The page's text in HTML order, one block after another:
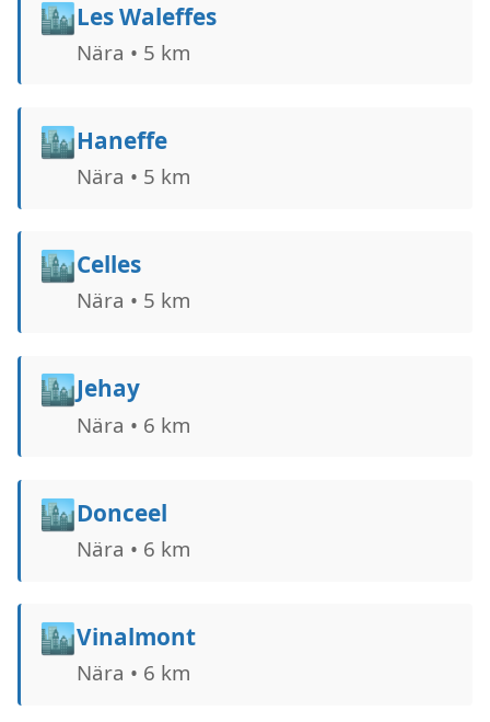
🏙️Les Waleffes
Nära • 5 km
🏙️Haneffe
Nära • 5 km
🏙️Celles
Nära • 5 km
🏙️Jehay
Nära • 6 km
🏙️Donceel
Nära • 6 km
🏙️Vinalmont
Nära • 6 km